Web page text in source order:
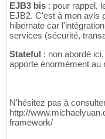
EJB3 bis : pour rappel,
EJB2. C'est à mon avis
hibernate car
services (sécurité,
Stateful : non abordé
apporte énormément au
N'hésitez pas à
http://
framework/